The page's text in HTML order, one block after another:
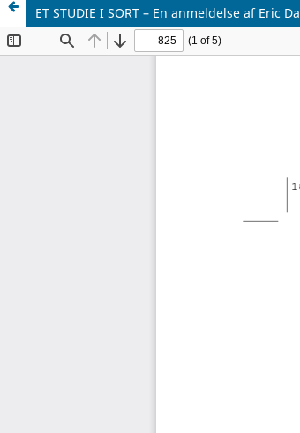
ET STUDIE I SORT – En anmeldelse af Eric